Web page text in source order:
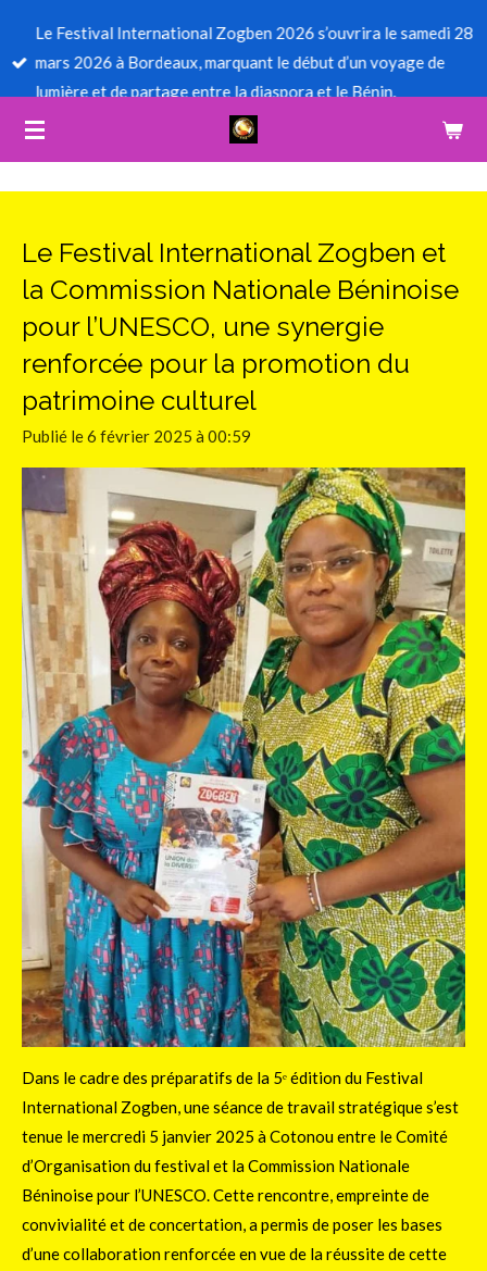
Passer
au
contenu
Le Festival International Zogben 2026 s’ouvrira le samedi 28
mars 2026 à Bordeaux, marquant le début d’un voyage de
lumière et de partage entre la diaspora et le Bénin.
Le Festival International Zogben et
la Commission Nationale Béninoise
pour l’UNESCO, une synergie
renforcée pour la promotion du
patrimoine culturel
Publié le 6 février 2025 à 00:59
Dans le cadre des préparatifs de la 5ᵉ édition du Festival
International Zogben, une séance de travail stratégique s’est
tenue le mercredi 5 janvier 2025 à Cotonou entre le Comité
d’Organisation du festival et la Commission Nationale
Béninoise pour l’UNESCO. Cette rencontre, empreinte de
convivialité et de concertation, a permis de poser les bases
d’une collaboration renforcée en vue de la réussite de cette